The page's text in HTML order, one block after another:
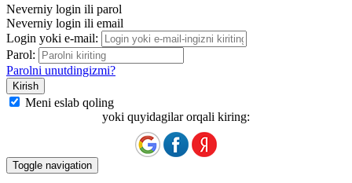
Neverniy login ili parol
Neverniy login ili email
Login yoki e-mail:
Parol:
Parolni unutdingizmi?
Meni eslab qoling
yoki quyidagilar orqali kiring:
Toggle navigation